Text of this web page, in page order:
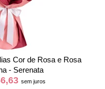
Cor de Rosa e Rosa
- Serenata
sem juros